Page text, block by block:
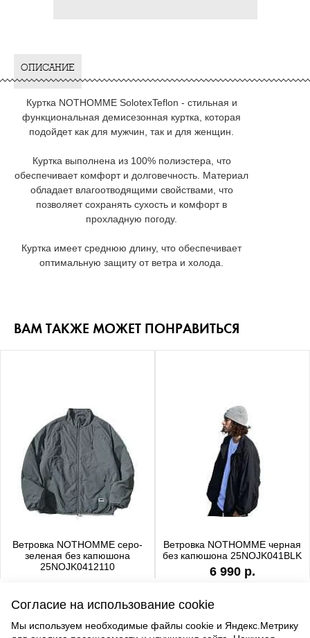
ОПИСАНИЕ
Куртка NOTHOMME SolotexTeflon - стильная и
функциональная демисезонная куртка, которая
подойдет как для мужчин, так и для женщин.
Куртка выполнена из 100% полиэстера, что
обеспечивает комфорт и долговечность. Материал
обладает влагоотводящими свойствами, что
позволяет сохранять сухость и комфорт в
прохладную погоду.
Куртка имеет среднюю длину, что обеспечивает
оптимальную защиту от ветра и холода.
ВАМ ТАКЖЕ МОЖЕТ ПОНРАВИТЬСЯ
Ветровка NOTHOMME серо-
зеленая без капюшона
25NOJK0412110
Ветровка NOTHOMME черная
без капюшона 25NOJK041BLK
6 990 р.
Согласие на использование cookie
Мы используем необходимые файлы cookie и Яндекс.Метрику